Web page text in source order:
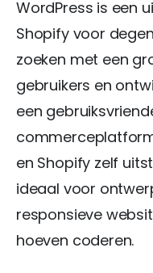
WordPress is een
Shopify voor
zoeken met een
gebruikers en
een
en Shopify zelf
ideaal voor
responsieve
hoeven coderen.